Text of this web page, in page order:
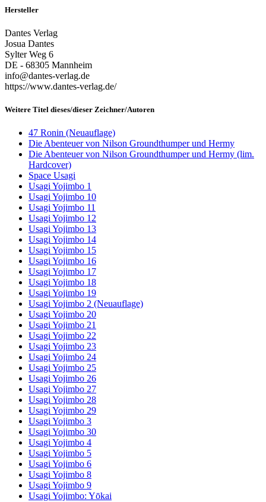
Hersteller
Dantes Verlag
Josua Dantes
Sylter Weg 6
DE - 68305 Mannheim
info@dantes-verlag.de
https://www.dantes-verlag.de/
Weitere Titel dieses/dieser Zeichner/Autoren
47 Ronin (Neuauflage)
Die Abenteuer von Nilson Groundthumper und Hermy
Die Abenteuer von Nilson Groundthumper und Hermy (lim.
Hardcover)
Space Usagi
Usagi Yojimbo 1
Usagi Yojimbo 10
Usagi Yojimbo 11
Usagi Yojimbo 12
Usagi Yojimbo 13
Usagi Yojimbo 14
Usagi Yojimbo 15
Usagi Yojimbo 16
Usagi Yojimbo 17
Usagi Yojimbo 18
Usagi Yojimbo 19
Usagi Yojimbo 2 (Neuauflage)
Usagi Yojimbo 20
Usagi Yojimbo 21
Usagi Yojimbo 22
Usagi Yojimbo 23
Usagi Yojimbo 24
Usagi Yojimbo 25
Usagi Yojimbo 26
Usagi Yojimbo 27
Usagi Yojimbo 28
Usagi Yojimbo 29
Usagi Yojimbo 3
Usagi Yojimbo 30
Usagi Yojimbo 4
Usagi Yojimbo 5
Usagi Yojimbo 6
Usagi Yojimbo 8
Usagi Yojimbo 9
Usagi Yojimbo: Yōkai